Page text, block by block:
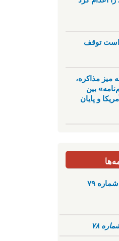
توقف
میز مذاکره،
بین
و پایان
۷۹
۷۸